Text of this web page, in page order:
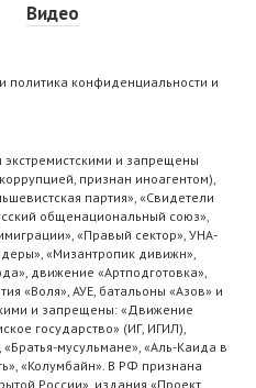
Видео
политика конфиденциальности и
экстремистскими и запрещены
признан иноагентом),
партия», «Свидетели
общенациональный союз»,
«Правый сектор», УНА-
«Мизантропик дивижн»,
движение «Артподготовка»,
«Воля», АУЕ, батальоны «Азов» и
и запрещены: «Движение
государство» (ИГ, ИГИЛ),
мусульмане», «Аль-Каида в
«Колумбайн». В РФ признана
России», издания «Проект